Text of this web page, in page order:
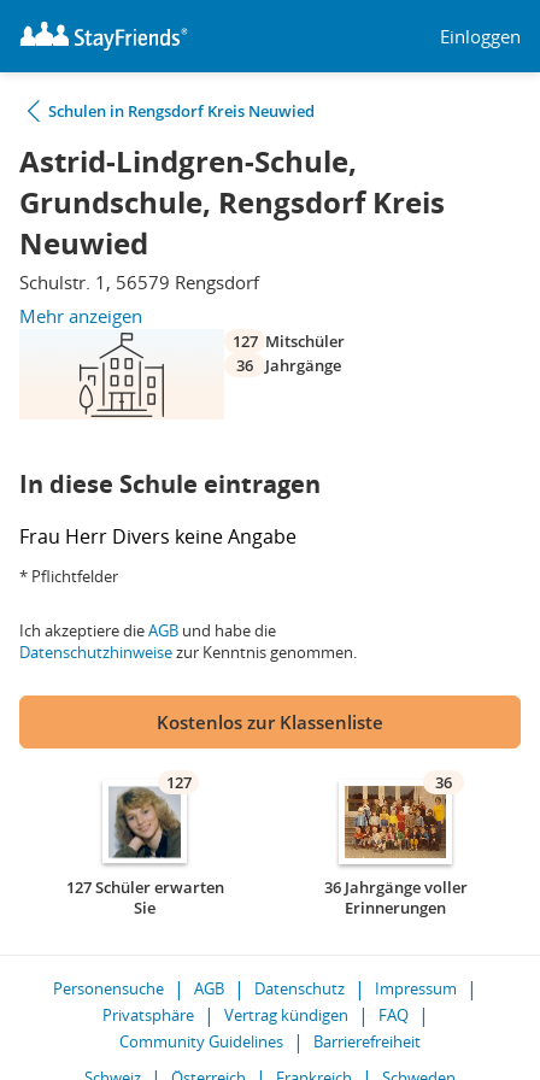
Einloggen
Schulen in Rengsdorf Kreis Neuwied
Astrid-Lindgren-Schule,
Grundschule, Rengsdorf Kreis
Neuwied
Schulstr. 1, 56579 Rengsdorf
Mehr anzeigen
127 Mitschüler
36
Jahrgänge
In diese Schule eintragen
Frau Herr Divers keine Angabe
* Pflichtfelder
Ich akzeptiere dieAGB und habe die
Datenschutzhinweisezur Kenntnis genommen.
Kostenlos zur Klassenliste
127
127 Schüler erwarten
Sie
36
36 Jahrgänge voller
Erinnerungen
Personensuche AGB Datenschutz
Impressum
Privatsphäre
Vertrag kündigen
FAQ
Community Guidelines
Barrierefreiheit